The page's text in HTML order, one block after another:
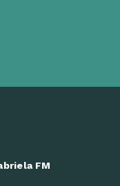
FM